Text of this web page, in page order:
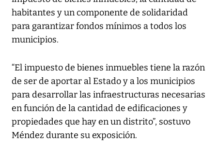
habitantes y un componente de solidaridad
para garantizar fondos mínimos a todos los
municipios.
“El impuesto de bienes inmuebles tiene la razón
de ser de aportar al Estado y a los municipios
para desarrollar las infraestructuras necesarias
en función de la cantidad de edificaciones y
propiedades que hay en un distrito”, sostuvo
Méndez durante su exposición.